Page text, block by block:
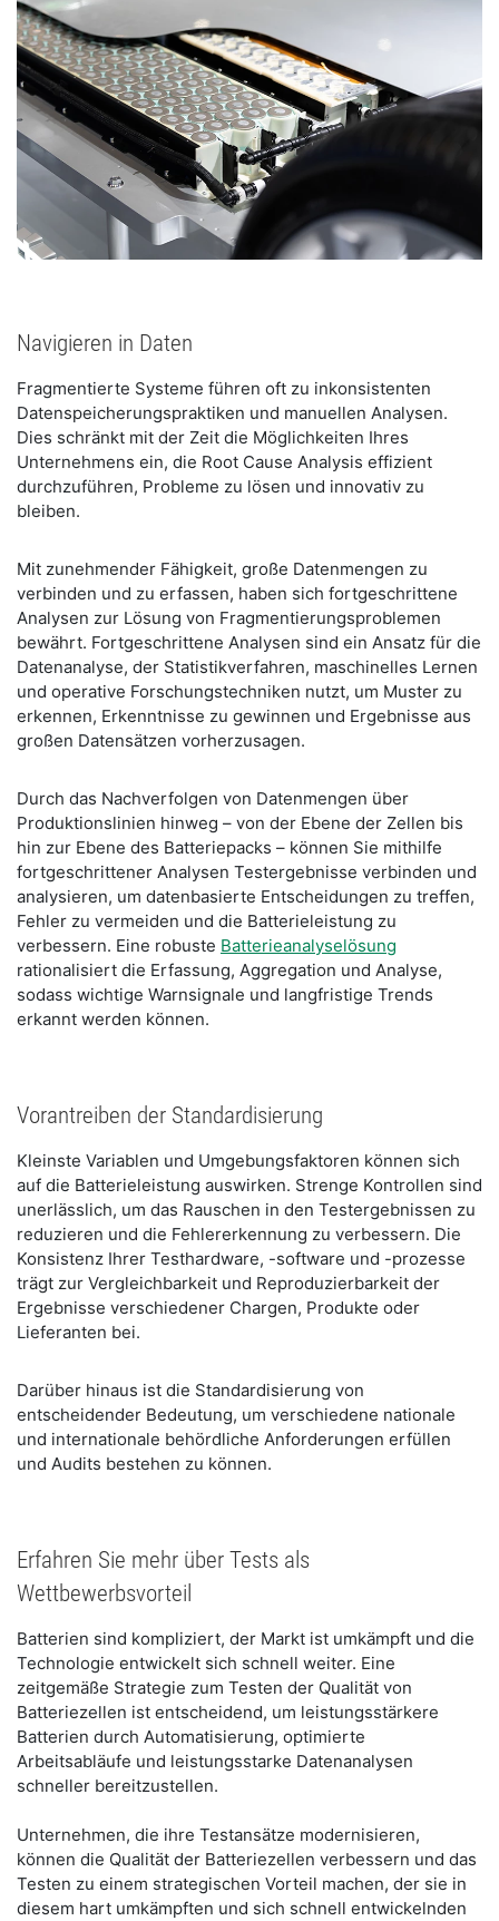
Navigieren in Daten
Fragmentierte Systeme führen oft zu inkonsistenten
Datenspeicherungspraktiken und manuellen Analysen.
Dies schränkt mit der Zeit die Möglichkeiten Ihres
Unternehmens ein, die Root Cause Analysis effizient
durchzuführen, Probleme zu lösen und innovativ zu
bleiben.
Mit zunehmender Fähigkeit, große Datenmengen zu
verbinden und zu erfassen, haben sich fortgeschrittene
Analysen zur Lösung von Fragmentierungsproblemen
bewährt. Fortgeschrittene Analysen sind ein Ansatz für die
Datenanalyse, der Statistikverfahren, maschinelles Lernen
und operative Forschungstechniken nutzt, um Muster zu
erkennen, Erkenntnisse zu gewinnen und Ergebnisse aus
großen Datensätzen vorherzusagen.
Durch das Nachverfolgen von Datenmengen über
Produktionslinien hinweg – von der Ebene der Zellen bis
hin zur Ebene des Batteriepacks – können Sie mithilfe
fortgeschrittener Analysen Testergebnisse verbinden und
analysieren, um datenbasierte Entscheidungen zu treffen,
Fehler zu vermeiden und die Batterieleistung zu
verbessern. Eine robuste Batterieanalyselösung
rationalisiert die Erfassung, Aggregation und Analyse,
sodass wichtige Warnsignale und langfristige Trends
erkannt werden können.
Vorantreiben der Standardisierung
Kleinste Variablen und Umgebungsfaktoren können sich
auf die Batterieleistung auswirken. Strenge Kontrollen sind
unerlässlich, um das Rauschen in den Testergebnissen zu
reduzieren und die Fehlererkennung zu verbessern. Die
Konsistenz Ihrer Testhardware, -software und -prozesse
trägt zur Vergleichbarkeit und Reproduzierbarkeit der
Ergebnisse verschiedener Chargen, Produkte oder
Lieferanten bei.
Darüber hinaus ist die Standardisierung von
entscheidender Bedeutung, um verschiedene nationale
und internationale behördliche Anforderungen erfüllen
und Audits bestehen zu können.
Erfahren Sie mehr über Tests als
Wettbewerbsvorteil
Batterien sind kompliziert, der Markt ist umkämpft und die
Technologie entwickelt sich schnell weiter. Eine
zeitgemäße Strategie zum Testen der Qualität von
Batteriezellen ist entscheidend, um leistungsstärkere
Batterien durch Automatisierung, optimierte
Arbeitsabläufe und leistungsstarke Datenanalysen
schneller bereitzustellen.
Unternehmen, die ihre Testansätze modernisieren,
können die Qualität der Batteriezellen verbessern und das
Testen zu einem strategischen Vorteil machen, der sie in
diesem hart umkämpften und sich schnell entwickelnden